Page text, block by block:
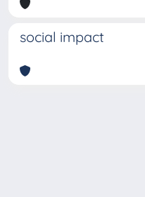
social impact